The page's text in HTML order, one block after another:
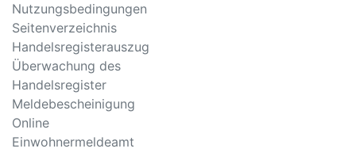
Nutzungsbedingungen
Seitenverzeichnis
Handelsregisterauszug
Überwachung des
Handelsregister
Meldebescheinigung
Online
Einwohnermeldeamt